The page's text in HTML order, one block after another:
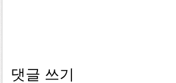
댓글 쓰기